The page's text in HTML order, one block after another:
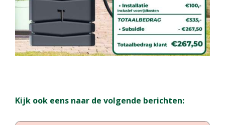
Kijk ook eens naar de volgende berichten: